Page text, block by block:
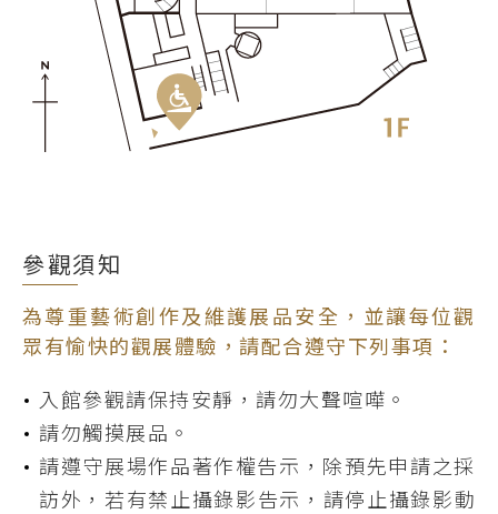
參觀須知
為尊重藝術創作及維護展品安全，並讓每位觀
眾有愉快的觀展體驗，請配合遵守下列事項：
入館參觀請保持安靜，請勿大聲喧嘩。
請勿觸摸展品。
請遵守展場作品著作權告示，除預先申請之採
訪外，若有禁止攝錄影告示，請停止攝錄影動